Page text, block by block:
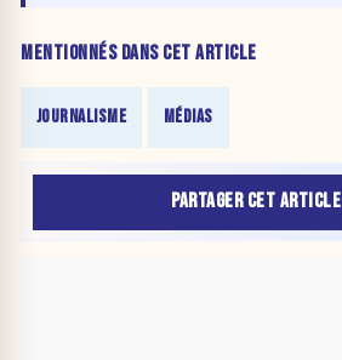
MENTIONNÉS DANS CET ARTICLE
JOURNALISME MÉDIAS
PARTAGER CET ARTICLE